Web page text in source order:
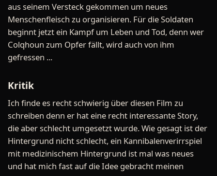
aus seinem Versteck gekommen um neues
Menschenfleisch zu organisieren. Für die Soldaten
beginnt jetzt ein Kampf um Leben und Tod, denn wer
Colqhoun zum Opfer fällt, wird auch von ihm
gefressen ...
Kritik
Ich finde es recht schwierig über diesen Film zu
schreiben denn er hat eine recht interessante Story,
die aber schlecht umgesetzt wurde. Wie gesagt ist der
Hintergrund nicht schlecht, ein Kannibalenverirrspiel
mit medizinischem Hintergrund ist mal was neues
und hat mich fast auf die Idee gebracht meinen